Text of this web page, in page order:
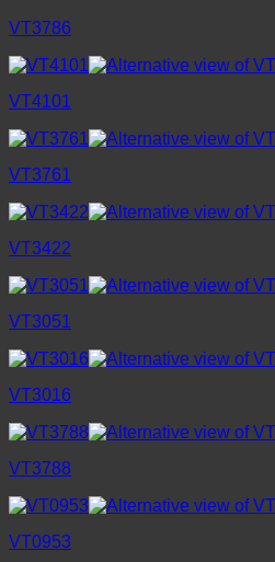
VT3786
VT4101
VT3761
VT3422
VT3051
VT3016
VT3788
VT0953